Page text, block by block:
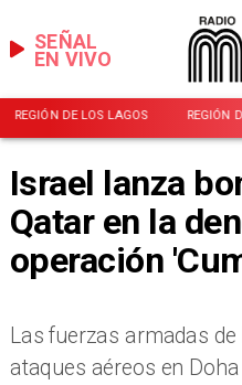
EN VIVO
SEÑAL
REGIÓN DE LOS LAGOS REGIÓN
Israel lanza
Qatar en la
operación
Las fuerzas armadas
ataques aéreos en